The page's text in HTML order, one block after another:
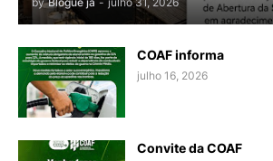
COAF informa
julho 16, 2026
Convite da COAF